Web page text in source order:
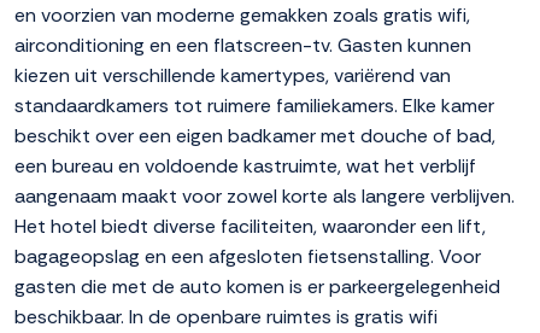
en voorzien van moderne gemakken zoals gratis wifi,
airconditioning en een flatscreen-tv. Gasten kunnen
kiezen uit verschillende kamertypes, variërend van
standaardkamers tot ruimere familiekamers. Elke kamer
beschikt over een eigen badkamer met douche of bad,
een bureau en voldoende kastruimte, wat het verblijf
aangenaam maakt voor zowel korte als langere verblijven.
Het hotel biedt diverse faciliteiten, waaronder een lift,
bagageopslag en een afgesloten fietsenstalling. Voor
gasten die met de auto komen is er parkeergelegenheid
beschikbaar. In de openbare ruimtes is gratis wifi